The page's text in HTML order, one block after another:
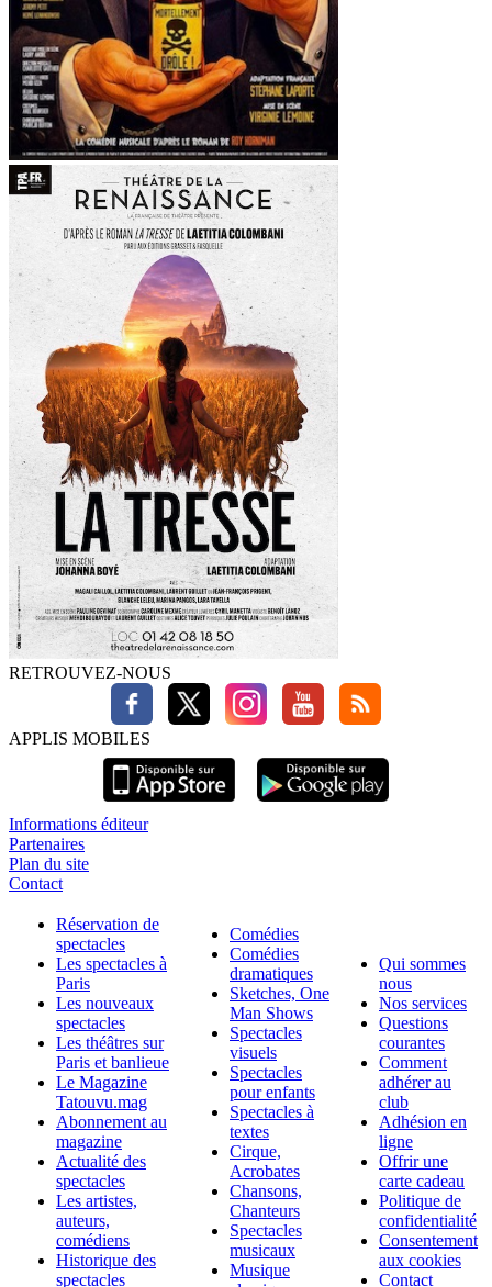
RETROUVEZ-NOUS
APPLIS MOBILES
Informations éditeur
Partenaires
Plan du site
Contact
Réservation de
spectacles
Les spectacles à
Paris
Les nouveaux
spectacles
Les théâtres sur
Paris et banlieue
Le Magazine
Tatouvu.mag
Abonnement au
magazine
Actualité des
spectacles
Les artistes,
auteurs,
comédiens
Historique des
spectacles
Comédies
Comédies
dramatiques
Sketches, One
Man Shows
Spectacles
visuels
Spectacles
pour enfants
Spectacles à
textes
Cirque,
Acrobates
Chansons,
Chanteurs
Spectacles
musicaux
Musique
Qui sommes
nous
Nos services
Questions
courantes
Comment
adhérer au
club
Adhésion en
ligne
Offrir une
carte cadeau
Politique de
confidentialité
Consentement
aux cookies
Contact